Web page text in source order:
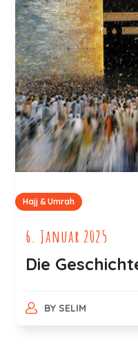
Hajj & Umrah
6. Januar 2025
Die
BY SELIM